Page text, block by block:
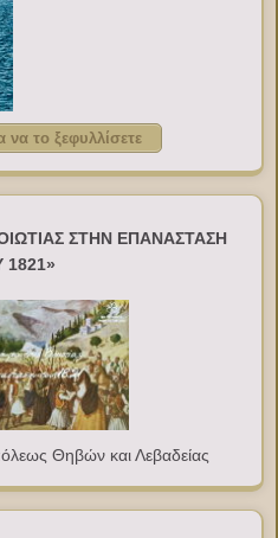
να το ξεφυλλίσετε
ΣΤΗΝ ΕΠΑΝΑΣΤΑΣΗ
1821»
Θηβών και Λεβαδείας